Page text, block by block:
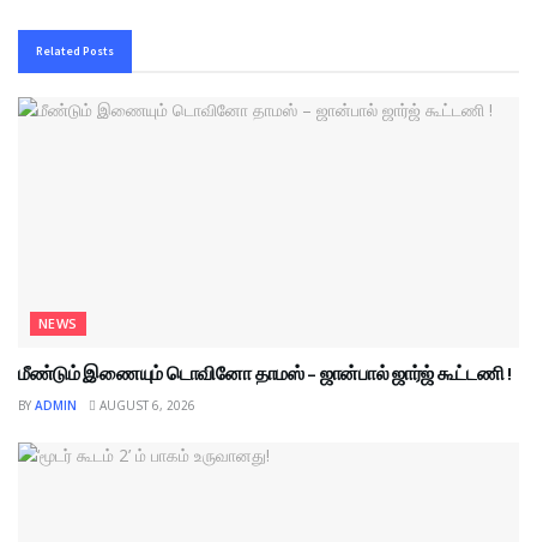
Related Posts
NEWS
மீண்டும் இணையும் டொவினோ தாமஸ் – ஜான்பால் ஜார்ஜ் கூட்டணி !
BY ADMIN AUGUST 6, 2026